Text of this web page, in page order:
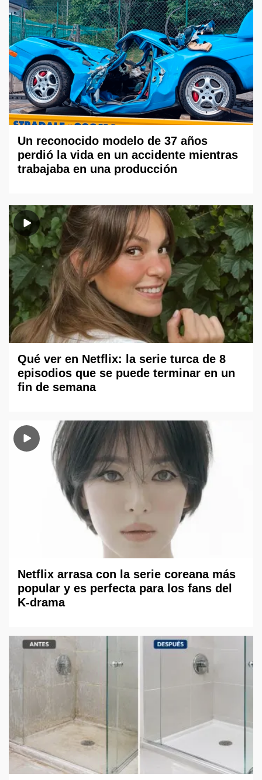
Un reconocido modelo de 37 años
perdió la vida en un accidente mientras
trabajaba en una producción
Qué ver en Netflix: la serie turca de 8
episodios que se puede terminar en un
fin de semana
Netflix arrasa con la serie coreana más
popular y es perfecta para los fans del
K-drama